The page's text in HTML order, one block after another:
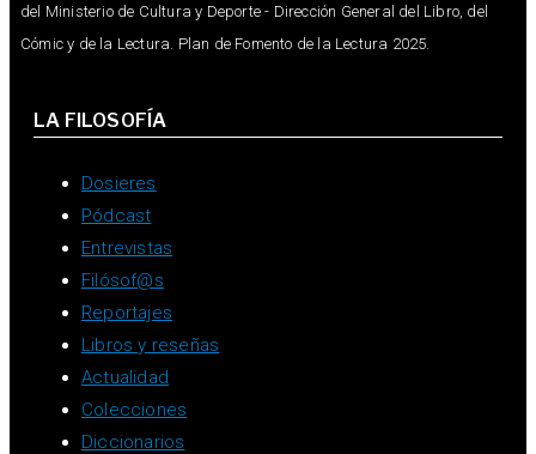
del Ministerio de Cultura y Deporte - Dirección General del Libro, del
Cómic y de la Lectura. Plan de Fomento de la Lectura 2025.
LA FILOSOFÍA
Dosieres
Pódcast
Entrevistas
Filósof@s
Reportajes
Libros y reseñas
Actualidad
Colecciones
Diccionarios